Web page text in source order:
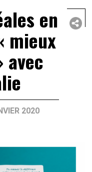
en
mieux
avec
2020